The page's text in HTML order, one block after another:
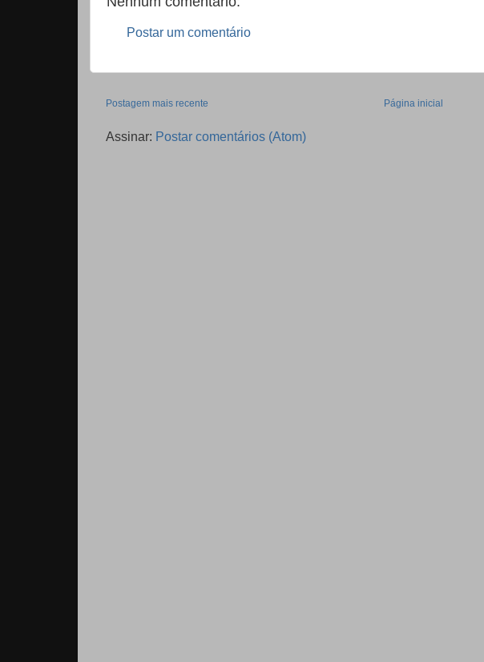
Postar um comentário
Postagem mais recente Página inicial
Assinar: Postar comentários (Atom)